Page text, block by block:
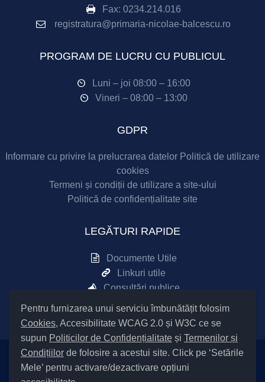
Pentru furnizarea unui serviciu îmbunătățit folosim
Cookies, Accesibilitate WCAG 2.0 și W3C ce se
supun Politicilor de Confidențialitate și Termenilor și
Condițiilor de folosire a acestui site. Click pe ‘Setările
Mele’ pentru activare/dezactivare opțiuni
Fax: 0234.214.016
registratura@primaria-nicolae-balcescu.ro
PROGRAM DE LUCRU CU PUBLICUL
Luni – joi 08:00 – 16:00
Vineri – 08:00 – 13:00
GDPR
Informare cu privire la prelucrarea datelor Politică de utilizare
cookies
Termeni și condiții de utilizare a site-ului
Politică de confidențialitate site
LEGĂTURI RAPIDE
Documente Utile
Linkuri utile
Consultări publice
Sesizări online
Setări Cookies și Accesibilitate